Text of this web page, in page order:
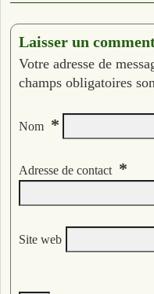
Laisser un
Votre adresse de
champs obligatoires
Nom *
Adresse de contact *
Site web